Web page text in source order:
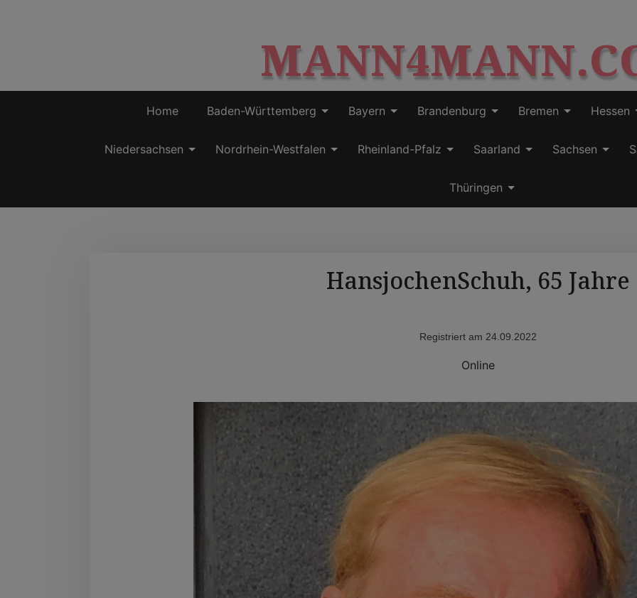
p
t
o
c
n
n
Home Baden-Württemberg Bayern Brandenburg Bremen Hessen
Niedersachsen Nordrhein-Westfalen Rheinland-Pfalz Saarland Sachsen
Thüringen
HansjochenSchuh, 65 Jahre
Registriert am 24.09.2022
Online